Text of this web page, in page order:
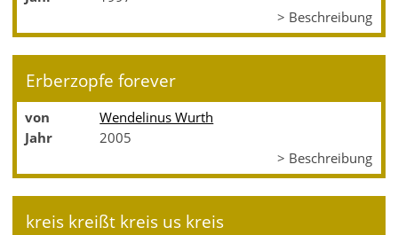
> Beschreibung
Erberzopfe forever
von
Wendelinus Wurth
Jahr
2005
> Beschreibung
kreis kreißt kreis us kreis